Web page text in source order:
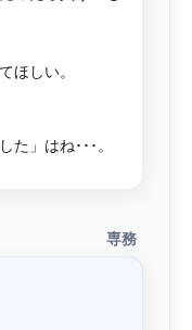
ほしい。
専務